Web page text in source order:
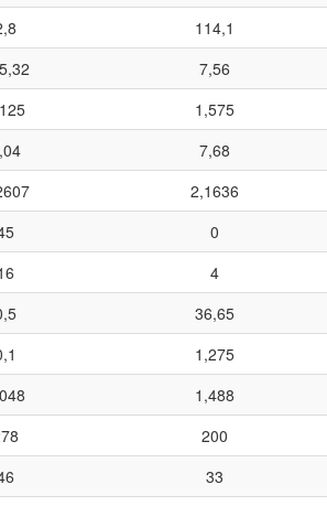
114,1
7,56
1,575
7,68
2,1636
0
4
36,65
1,275
1,488
200
33